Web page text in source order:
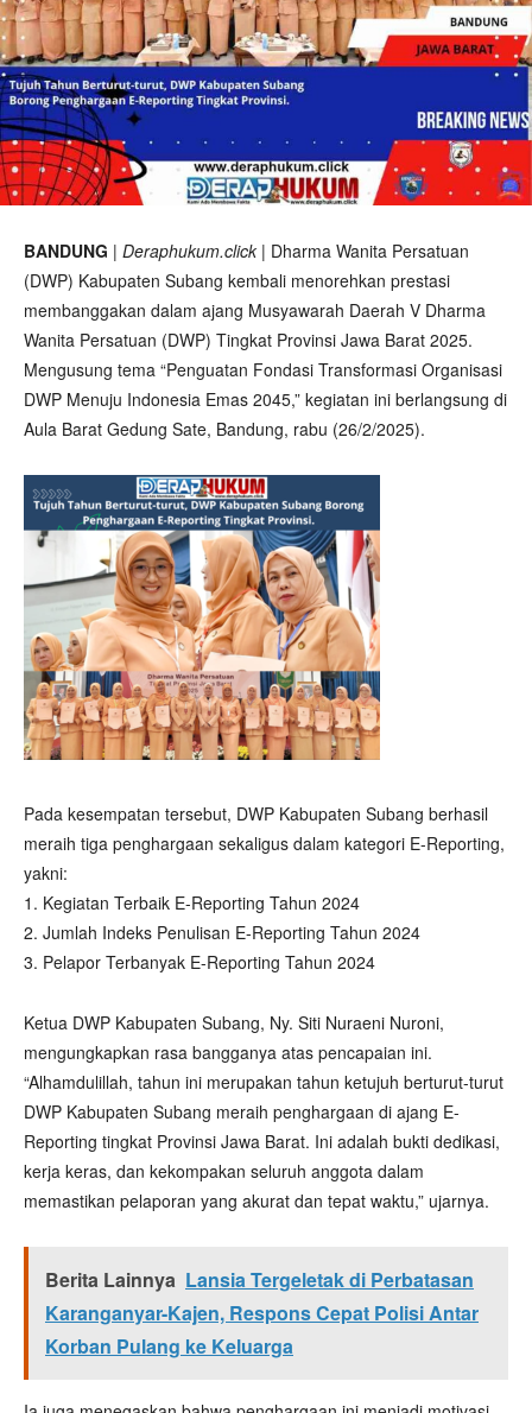
BANDUNG | Deraphukum.click | Dharma Wanita Persatuan
(DWP) Kabupaten Subang kembali menorehkan prestasi
membanggakan dalam ajang Musyawarah Daerah V Dharma
Wanita Persatuan (DWP) Tingkat Provinsi Jawa Barat 2025.
Mengusung tema “Penguatan Fondasi Transformasi Organisasi
DWP Menuju Indonesia Emas 2045,” kegiatan ini berlangsung di
Aula Barat Gedung Sate, Bandung, rabu (26/2/2025).
Pada kesempatan tersebut, DWP Kabupaten Subang berhasil
meraih tiga penghargaan sekaligus dalam kategori E-Reporting,
yakni:
1. Kegiatan Terbaik E-Reporting Tahun 2024
2. Jumlah Indeks Penulisan E-Reporting Tahun 2024
3. Pelapor Terbanyak E-Reporting Tahun 2024
Ketua DWP Kabupaten Subang, Ny. Siti Nuraeni Nuroni,
mengungkapkan rasa bangganya atas pencapaian ini.
“Alhamdulillah, tahun ini merupakan tahun ketujuh berturut-turut
DWP Kabupaten Subang meraih penghargaan di ajang E-
Reporting tingkat Provinsi Jawa Barat. Ini adalah bukti dedikasi,
kerja keras, dan kekompakan seluruh anggota dalam
memastikan pelaporan yang akurat dan tepat waktu,” ujarnya.
Berita Lainnya Lansia Tergeletak di Perbatasan
Karanganyar-Kajen, Respons Cepat Polisi Antar
Korban Pulang ke Keluarga